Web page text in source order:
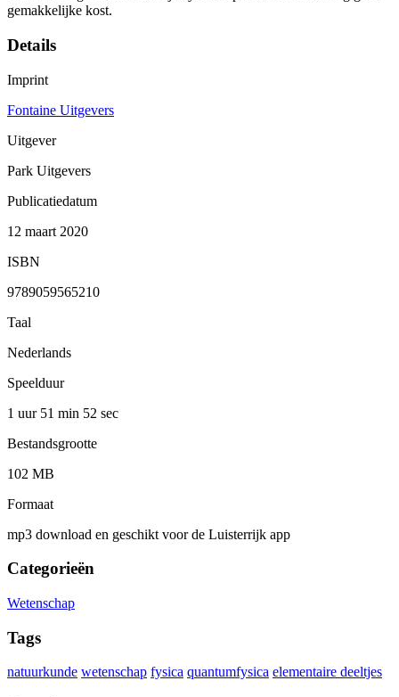
gemakkelijke kost.
Details
Imprint
Fontaine Uitgevers
Uitgever
Park Uitgevers
Publicatiedatum
12 maart 2020
ISBN
9789059565210
Taal
Nederlands
Speelduur
1 uur 51 min 52 sec
Bestandsgrootte
102 MB
Formaat
mp3 download en geschikt voor de Luisterrijk app
Categorieën
Wetenschap
Tags
natuurkunde wetenschap fysica quantumfysica elementaire deeltjes